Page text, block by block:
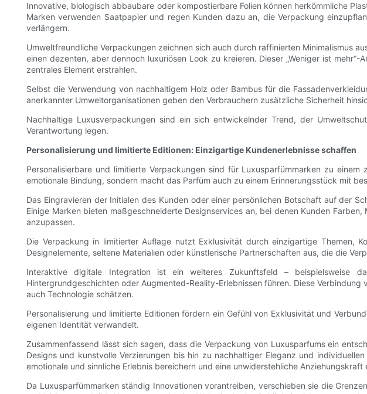
Innovative, biologisch abbaubare oder kompostierbare Folien können herkömmliche
Marken verwenden Saatpapier und regen Kunden dazu an, die Verpackung
verlängern.
Umweltfreundliche Verpackungen zeichnen sich auch durch raffinierten Minimalismus
einen dezenten, aber dennoch luxuriösen Look zu kreieren. Dieser „Weniger ist
zentrales Element erstrahlen.
Selbst die Verwendung von nachhaltigem Holz oder Bambus für die
anerkannter Umweltorganisationen geben den Verbrauchern zusätzliche Sicherheit
Nachhaltige Luxusverpackungen sind ein sich entwickelnder Trend, der
Verantwortung legen.
Personalisierung und limitierte Editionen: Einzigartige Kundenerlebnisse schaffen
Personalisierbare und limitierte Verpackungen sind für Luxusparfümmarken zu
emotionale Bindung, sondern macht das Parfüm auch zu einem Erinnerungsstück mit
Das Eingravieren der Initialen des Kunden oder einer persönlichen Botschaft auf der
Einige Marken bieten maßgeschneiderte Designservices an, bei denen Kunden
anzupassen.
Die Verpackung in limitierter Auflage nutzt Exklusivität durch einzigartige Themen,
Designelemente, seltene Materialien oder künstlerische Partnerschaften aus, die die
Interaktive digitale Integration ist ein weiteres Zukunftsfeld – beispielsweise
Hintergrundgeschichten oder Augmented-Reality-Erlebnissen führen. Diese
auch Technologie schätzen.
Personalisierung und limitierte Editionen fördern ein Gefühl von Exklusivität und
eigenen Identität verwandelt.
Zusammenfassend lässt sich sagen, dass die Verpackung von Luxusparfums ein
Designs und kunstvolle Verzierungen bis hin zu nachhaltiger Eleganz und
emotionale und sinnliche Erlebnis bereichern und eine unwiderstehliche
Da Luxusparfümmarken ständig Innovationen vorantreiben, verschieben sie die